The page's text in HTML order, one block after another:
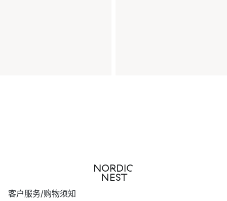
客户服务/购物须知